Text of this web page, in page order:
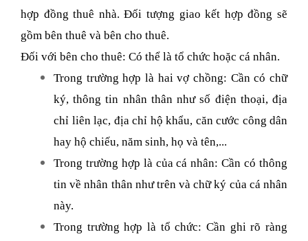
hợp đồng thuê nhà. Đối tượng giao kết hợp đồng sẽ
gồm bên thuê và bên cho thuê.
Đối với bên cho thuê: Có thể là tổ chức hoặc cá nhân.
Trong trường hợp là hai vợ chồng: Cần có chữ
ký, thông tin nhân thân như số điện thoại, địa
chỉ liên lạc, địa chỉ hộ khẩu, căn cước công dân
hay hộ chiếu, năm sinh, họ và tên,...
Trong trường hợp là của cá nhân: Cần có thông
tin về nhân thân như trên và chữ ký của cá nhân
này.
Trong trường hợp là tổ chức: Cần ghi rõ ràng